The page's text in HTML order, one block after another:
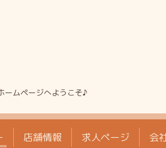
ームページへようこそ♪
店舗情報 求人ページ 会